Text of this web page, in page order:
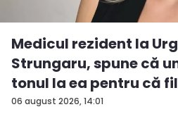
06 august 2026, 14:01
Medicul rezident la
Strungaru, spune că
tonul la ea pentru că
a...